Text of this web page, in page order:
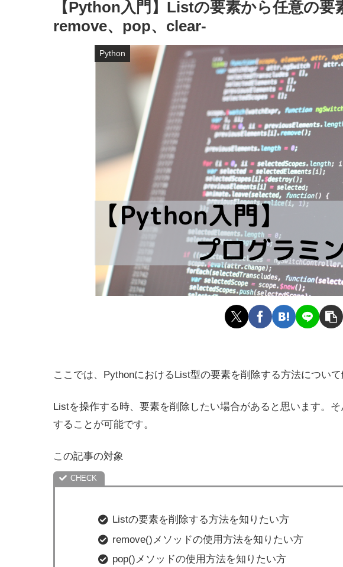
【Python入門】Listの要素から任意の要
remove、pop、clear-
Python
ここでは、PythonにおけるList型の要素を削除する方法について
Listを操作する時、要素を削除したい場合があると思います。
することが可能です。
この記事の対象
Listの要素を削除する方法を知りたい方
remove()メソッドの使用方法を知りたい方
pop()メソッドの使用方法を知りたい方